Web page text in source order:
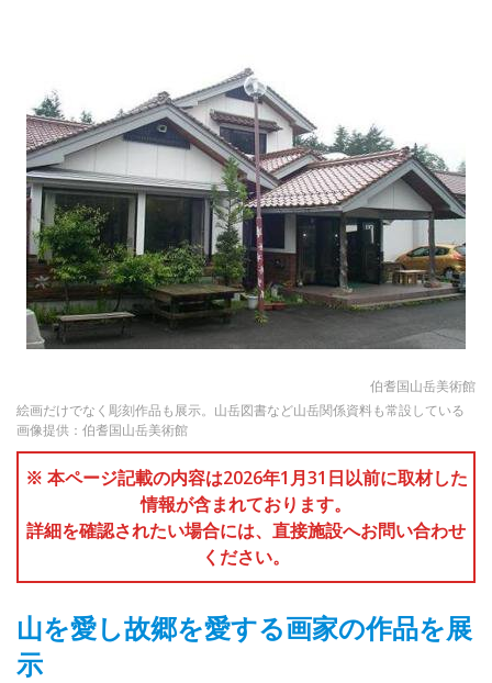
伯耆国山岳美術館
絵画だけでなく彫刻作品も展示。山岳図書など山岳関係資料も常設している
画像提供：伯耆国山岳美術館
※ 本ページ記載の内容は2026年1月31日以前に取材した
情報が含まれております。
詳細を確認されたい場合には、直接施設へお問い合わせ
ください。
山を愛し故郷を愛する画家の作品を展
示